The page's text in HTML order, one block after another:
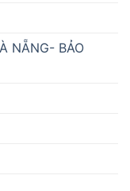
NẴNG- BẢO